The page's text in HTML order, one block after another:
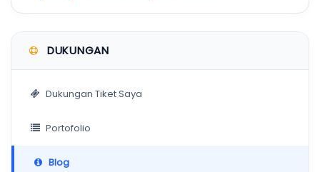
DUKUNGAN
Dukungan Tiket Saya
Portofolio
Blog